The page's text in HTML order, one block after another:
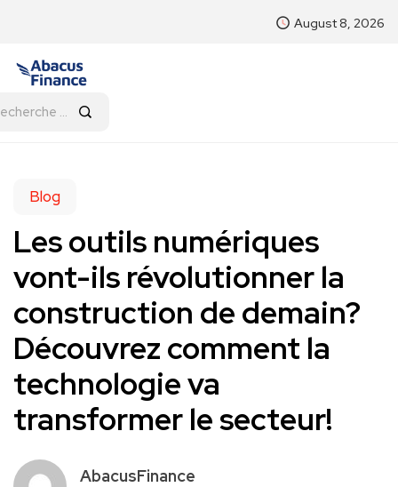
August 8, 2026
Blog
Les outils numériques
vont-ils révolutionner la
construction de demain?
Découvrez comment la
technologie va
transformer le secteur!
AbacusFinance